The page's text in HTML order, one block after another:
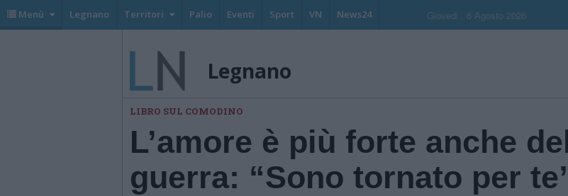
Menù Legnano Territori Palio Eventi Sport VN News24 Giovedi , 6 Agosto 2026
Legnano
LIBRO SUL COMODINO
L’amore è più forte anche
guerra: “Sono tornato per